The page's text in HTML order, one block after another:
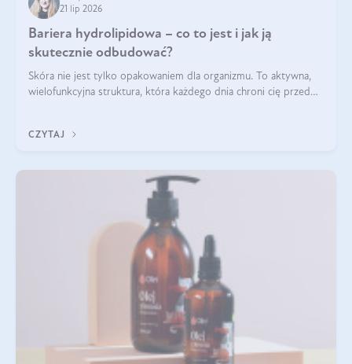
21 lip 2026
Bariera hydrolipidowa – co to jest i jak ją
skutecznie odbudować?
Skóra nie jest tylko opakowaniem dla organizmu. To aktywna,
wielofunkcyjna struktura, która każdego dnia chroni cię przed
bariera hydrolipidowa.
CZYTAJ